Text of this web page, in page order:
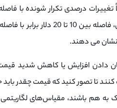
تغییرات درصدی تکرار شونده با
دادن افزایش یا کاهش شدید
تا تصور کنید که قیمت چقدر
به هم باشند، مقیاس‌های